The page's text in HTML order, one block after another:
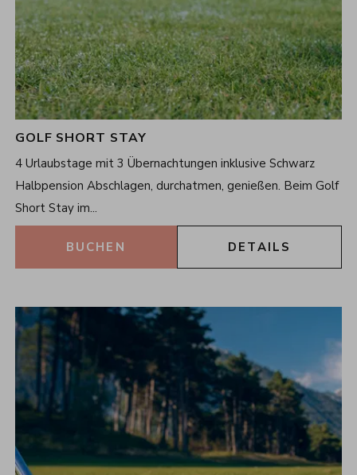
3 Nächte
07.06.2026 - 15.11.2026
GOLF SHORT STAY
4 Urlaubstage mit 3 Übernachtungen inklusive Schwarz
Halbpension Abschlagen, durchatmen, genießen. Beim Golf
Short Stay im...
DETAILS
BUCHEN